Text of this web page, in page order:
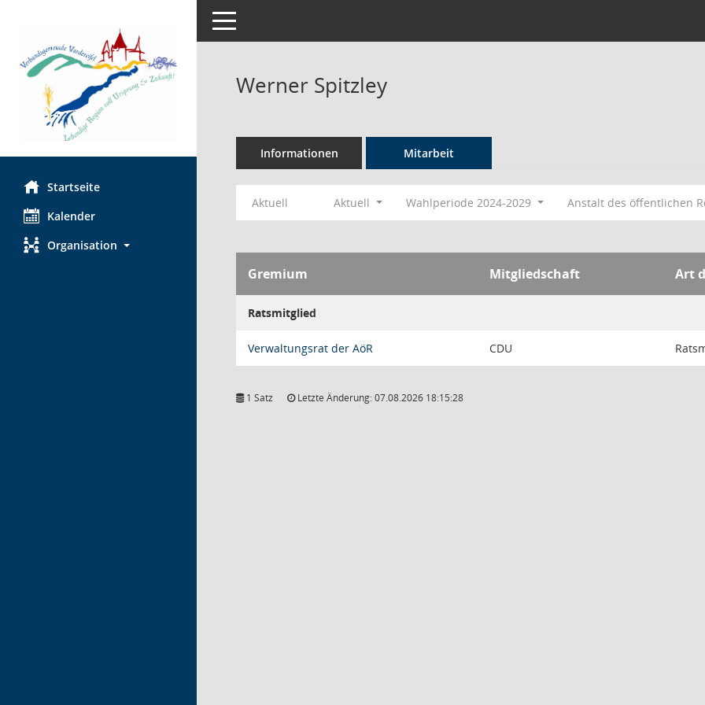
Startseite
Kalender
Organisation
Toggle navigation
Werner Spitzley
Informationen Mitarbeit
Aktuell Aktuell Wahlperiode 2024-2029 Anstalt des öffentlichen
Gremium Mitgliedschaft Art
Ratsmitglied
Verwaltungsrat der AöR CDU
1 Satz Letzte Änderung: 07.08.2026 18:15:28